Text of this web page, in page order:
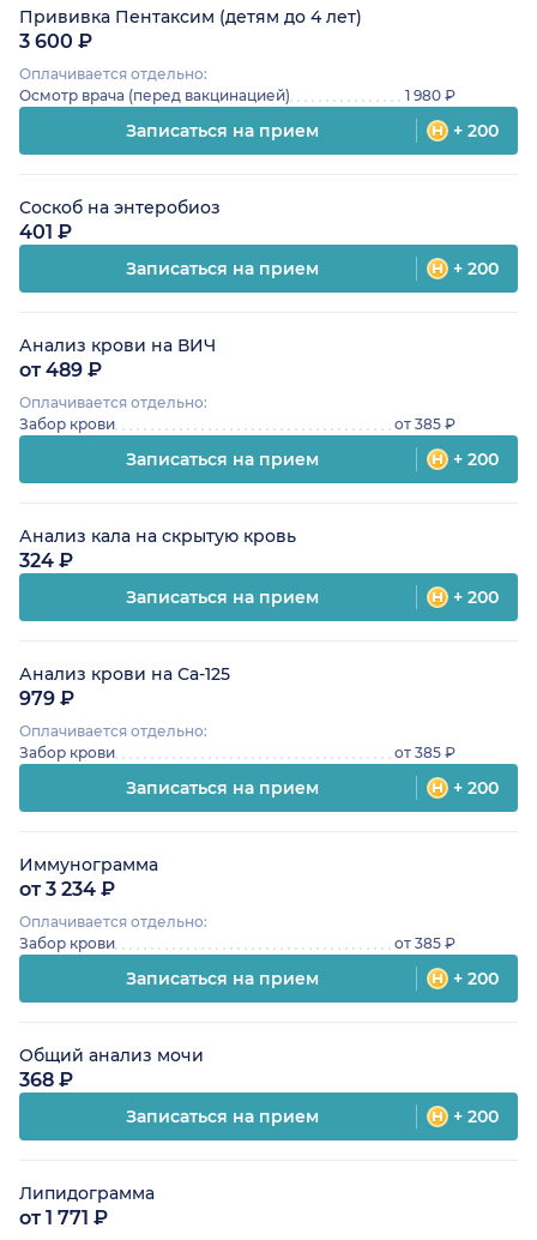
Прививка Пентаксим (детям до 4 лет)
3 600 ₽
Оплачивается отдельно:
Осмотр врача (перед вакцинацией)
1 980 ₽
Записаться на прием + 200
Соскоб на энтеробиоз
401 ₽
Записаться на прием + 200
Анализ крови на ВИЧ
от 489 ₽
Оплачивается отдельно:
Забор крови
от 385 ₽
Записаться на прием + 200
Анализ кала на скрытую кровь
324 ₽
Записаться на прием + 200
Анализ крови на Са-125
979 ₽
Оплачивается отдельно:
Забор крови
от 385 ₽
Записаться на прием + 200
Иммунограмма
от 3 234 ₽
Оплачивается отдельно:
Забор крови
от 385 ₽
Записаться на прием + 200
Общий анализ мочи
368 ₽
Записаться на прием + 200
Липидограмма
от 1 771 ₽